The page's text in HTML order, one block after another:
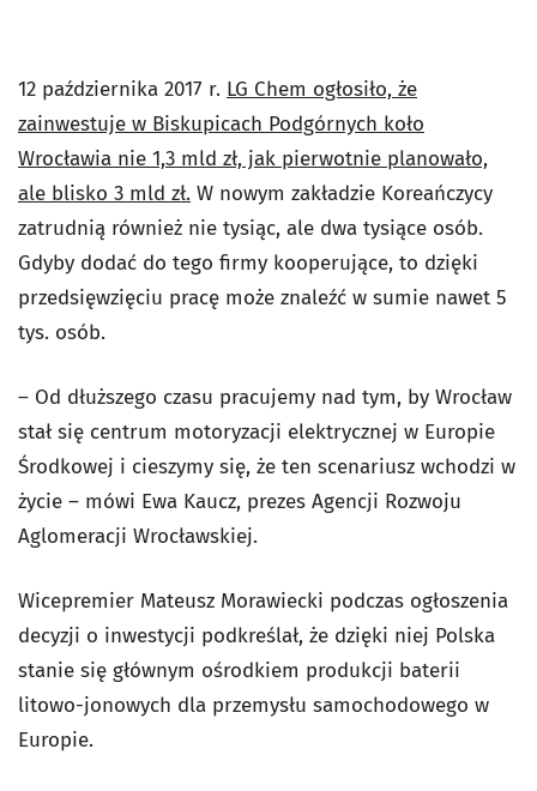
12 października 2017 r. LG Chem ogłosiło, że
zainwestuje w Biskupicach Podgórnych koło
Wrocławia nie 1,3 mld zł, jak pierwotnie planowało,
ale blisko 3 mld zł. W nowym zakładzie Koreańczycy
zatrudnią również nie tysiąc, ale dwa tysiące osób.
Gdyby dodać do tego firmy kooperujące, to dzięki
przedsięwzięciu pracę może znaleźć w sumie nawet 5
tys. osób.
– Od dłuższego czasu pracujemy nad tym, by Wrocław
stał się centrum motoryzacji elektrycznej w Europie
Środkowej i cieszymy się, że ten scenariusz wchodzi w
życie – mówi Ewa Kaucz, prezes Agencji Rozwoju
Aglomeracji Wrocławskiej.
Wicepremier Mateusz Morawiecki podczas ogłoszenia
decyzji o inwestycji podkreślał, że dzięki niej Polska
stanie się głównym ośrodkiem produkcji baterii
litowo-jonowych dla przemysłu samochodowego w
Europie.